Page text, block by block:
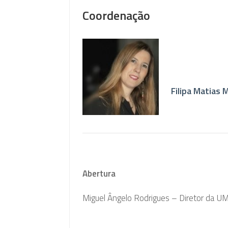
Coordenação
Filipa Matias
Abertura
Miguel Ângelo Rodrigues – Diretor da